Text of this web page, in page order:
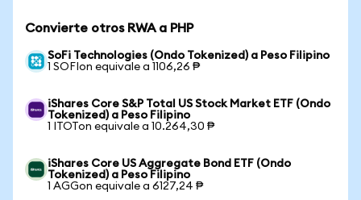
Convierte otros RWA a PHP
SoFi Technologies (Ondo Tokenized) a Peso Filipino
1 SOFIon equivale a 1106,26 ₱
iShares Core S&P Total US Stock Market ETF (Ondo
Tokenized) a Peso Filipino
1 ITOTon equivale a 10.264,30 ₱
iShares Core US Aggregate Bond ETF (Ondo
Tokenized) a Peso Filipino
1 AGGon equivale a 6127,24 ₱